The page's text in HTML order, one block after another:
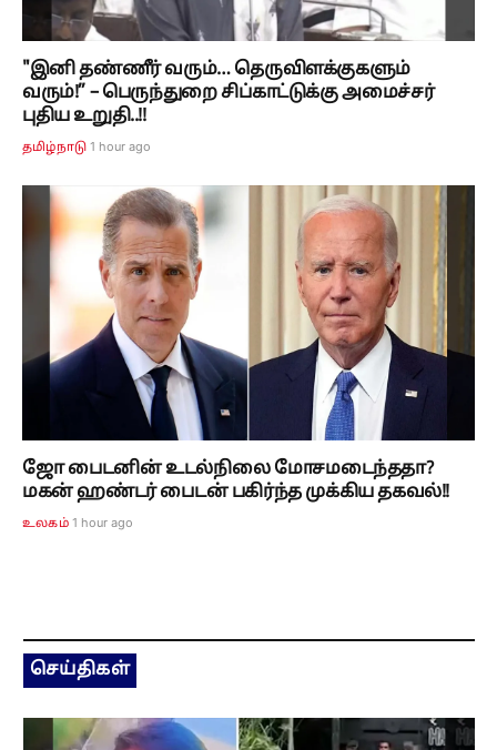
"இனி தண்ணீர் வரும்… தெருவிளக்குகளும்
வரும்!” – பெருந்துறை சிப்காட்டுக்கு அமைச்சர்
புதிய உறுதி..!!
தமிழ்நாடு 1 hour ago
ஜோ பைடனின் உடல்நிலை மோசமடைந்ததா?
மகன் ஹண்டர் பைடன் பகிர்ந்த முக்கிய தகவல்!!
உலகம் 1 hour ago
செய்திகள்